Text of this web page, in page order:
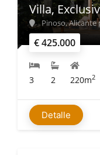
€ 425.000
Villa,
Pinoso, Alicante
3 2 220m2
Detalle